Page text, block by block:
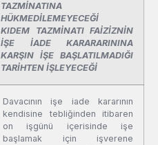
TAZMİNATINA
HÜKMEDİLEMEYECEĞİ
KIDEM TAZMİNATI FAİZİZNİN
İŞE İADE KARARARININA
KARŞIN İŞE BAŞLATILMADIĞI
TARİHTEN İŞLEYECEĞİ
Davacının işe iade kararının
kendisine tebliğinden itibaren
on işgünü içerisinde işe
başlamak için işverene